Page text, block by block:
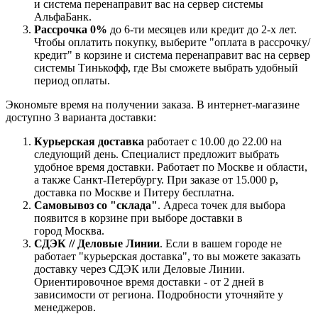
и система перенаправит вас на сервер системы
АльфаБанк.
Рассрочка 0% до 6-ти месяцев или кредит до 2-х лет.
Чтобы оплатить покупку, выберите "оплата в рассрочку/
кредит" в корзине и система перенаправит вас на сервер
системы Тинькофф, где Вы сможете выбрать удобный
период оплаты.
Экономьте время на получении заказа. В интернет-магазине
доступно 3 варианта доставки:
Курьерская доставка работает с 10.00 до 22.00 на
следующий день. Специалист предложит выбрать
удобное время доставки. Работает по Москве и области,
а также Санкт-Петербургу. При заказе от 15.000 р,
доставка по Москве и Питеру бесплатна.
Самовывоз со "склада". Адреса точек для выбора
появится в корзине при выборе доставки в
город Москва.
СДЭК // Деловые Линии. Если в вашем городе не
работает "курьерская доставка", то вы можете заказать
доставку через СДЭК или Деловые Линии.
Ориентировочное время доставки - от 2 дней в
зависимости от региона. Подробности уточняйте у
менеджеров.